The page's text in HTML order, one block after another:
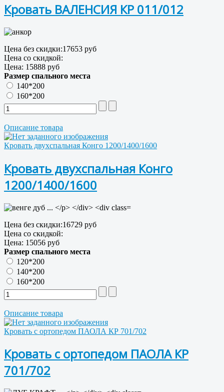
Кровать ВАЛЕНСИЯ КР 011/012
Цена без скидки:17653 руб
Цена со скидкой:
Цена: 15888 руб
Размер спального места
140*200
160*200
Описание товара
Кровать двухспальная Конго 1200/1400/1600
Кровать двухспальная Конго
1200/1400/1600
Цена без скидки:16729 руб
Цена со скидкой:
Цена: 15056 руб
Размер спального места
120*200
140*200
160*200
Описание товара
Кровать с ортопедом ПАОЛА КР 701/702
Кровать с ортопедом ПАОЛА КР
701/702